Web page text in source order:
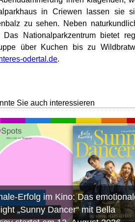
in Criewen lassen sie
zu sehen. Neben
Das Nationalparkzentrum bietet
über Kuchen bis zu
odertal.de.
Sie auch interessieren
Erfolg im Kino: Das
„Sunny Dancer“ mit Bella